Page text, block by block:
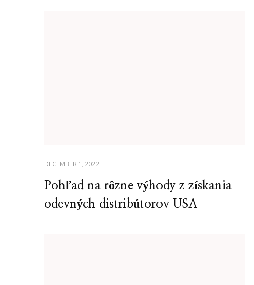
DECEMBER 1, 2022
Pohľad na rôzne výhody z získania
odevných distribútorov USA